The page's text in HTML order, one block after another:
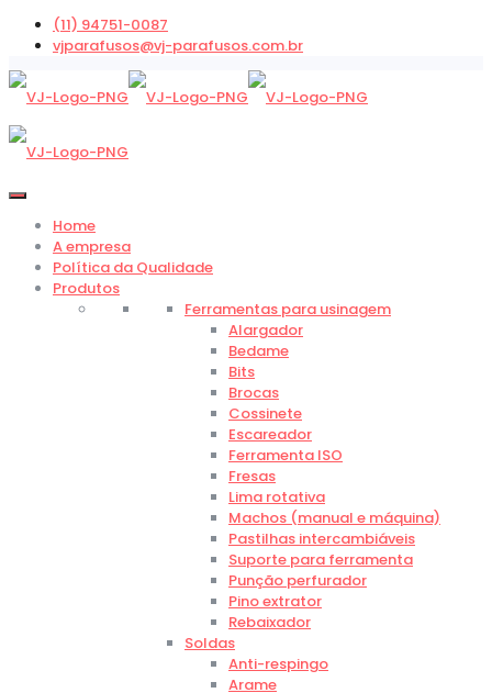
(11) 94751-0087
vjparafusos@vj-parafusos.com.br
Home
A empresa
Política da Qualidade
Produtos
Ferramentas para usinagem
Alargador
Bedame
Bits
Brocas
Cossinete
Escareador
Ferramenta ISO
Fresas
Lima rotativa
Machos (manual e máquina)
Pastilhas intercambiáveis
Suporte para ferramenta
Punção perfurador
Pino extrator
Rebaixador
Soldas
Anti-respingo
Arame